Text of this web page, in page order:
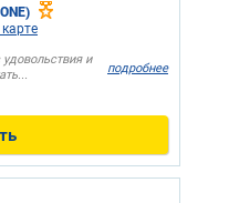
и
подробнее